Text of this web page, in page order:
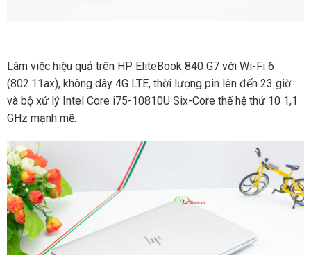
Làm việc hiệu quả trên HP EliteBook 840 G7 với Wi-Fi 6
(802.11ax), không dây 4G LTE, thời lượng pin lên đến 23 giờ
và bộ xử lý Intel Core i75-10810U Six-Core thế hệ thứ 10 1,1
GHz mạnh mẽ.